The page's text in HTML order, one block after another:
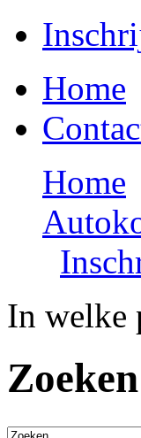
Home
Home
In welke
Zoeken